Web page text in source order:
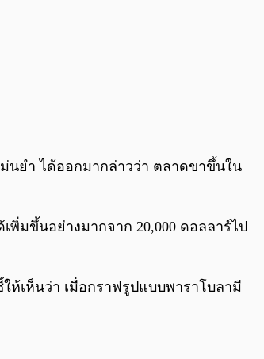
ม่นยำ ได้ออกมากล่าวว่า ตลาดขาขึ้นใน
พิ่มขึ้นอย่างมากจาก 20,000 ดอลลาร์ไป
เห็นว่า เมื่อกราฟรูปแบบพาราโบลามี